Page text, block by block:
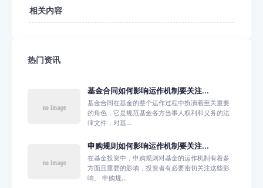
相关内容
热门资讯
基金合同如何影响运作机制要关注...
基金合同在基金的整个运作过程中扮演着至关重要
的角色，它是规范基金各方当事人权利和义务的法
律文件，对基...
申购规则如何影响运作机制要关注...
在基金投资中，申购规则对基金的运作机制有着多
方面且重要的影响，投资者有必要密切关注这些影
响。 申购规...